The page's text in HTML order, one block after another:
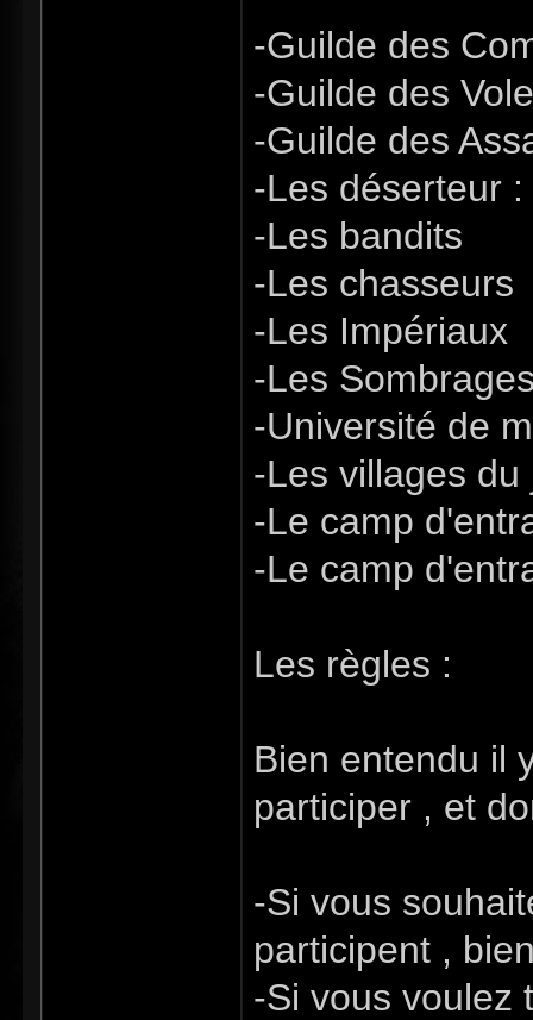
-Guilde des
-Guilde des
-Guilde des
-Les déserteur
-Les bandits
-Les chasseurs
-Les Impériaux
-Les
-Université de
-Les villages
-Le camp
-Le camp
Les règles :
Bien entendu il
participer , et
-Si vous
participent ,
-Si vous voulez